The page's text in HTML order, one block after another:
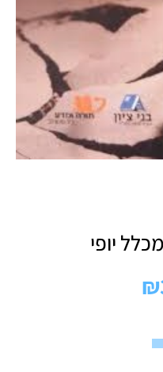
יופי
₪